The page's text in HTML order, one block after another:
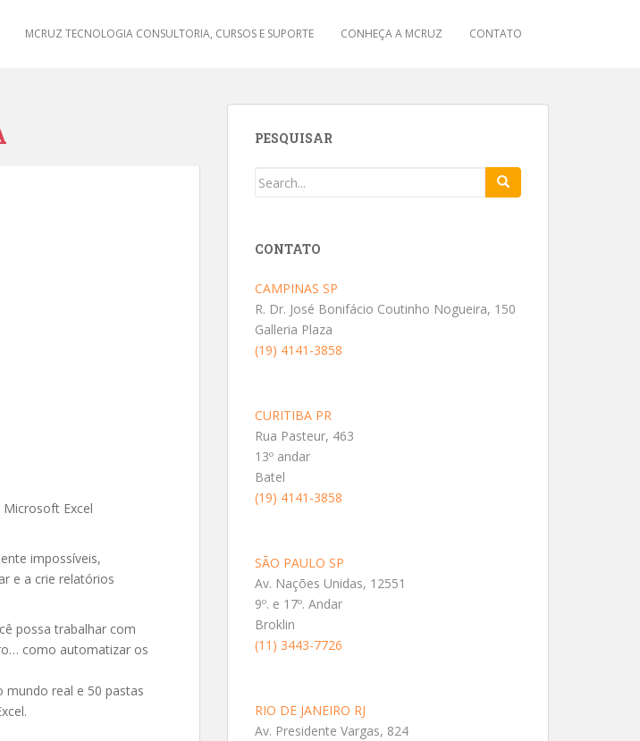
MCRUZ TECNOLOGIA CONSULTORIA, CURSOS E SUPORTE CONHEÇA A MCRUZ CONTATO
Excel
impossíveis,
e a crie relatórios
possa trabalhar com
como automatizar os
mundo real e 50 pastas
PESQUISAR
CONTATO
CAMPINAS SP
R. Dr. José Bonifácio Coutinho Nogueira, 150
Galleria Plaza
(19) 4141-3858
CURITIBA PR
Rua Pasteur, 463
13º andar
Batel
(19) 4141-3858
SÃO PAULO SP
Av. Nações Unidas, 12551
9º. e 17º. Andar
Broklin
(11) 3443-7726
RIO DE JANEIRO RJ
Av. Presidente Vargas, 824